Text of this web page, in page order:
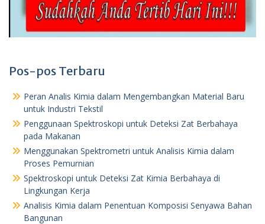
Pos-pos Terbaru
Peran Analis Kimia dalam Mengembangkan Material Baru
untuk Industri Tekstil
Penggunaan Spektroskopi untuk Deteksi Zat Berbahaya
pada Makanan
Menggunakan Spektrometri untuk Analisis Kimia dalam
Proses Pemurnian
Spektroskopi untuk Deteksi Zat Kimia Berbahaya di
Lingkungan Kerja
Analisis Kimia dalam Penentuan Komposisi Senyawa Bahan
Bangunan